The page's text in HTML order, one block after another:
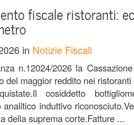
fiscale ristoranti:
in Notizie Fiscali
n.12024/2026 la
del maggior reddito nei
cosiddetto
analitico induttivo
della suprema corte.Fatture ...